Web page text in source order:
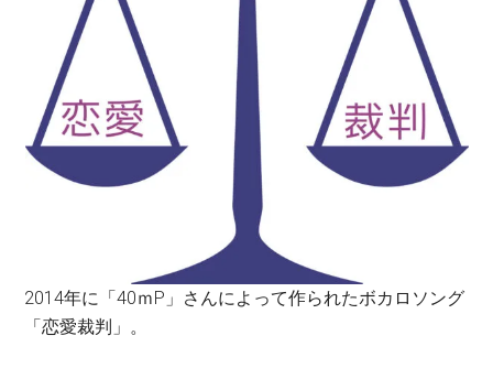
2014年に「40ｍP」さんによって作られたボカロソング
「恋愛裁判」。